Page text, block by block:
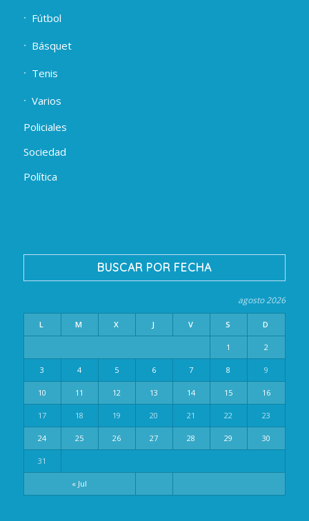
Fútbol
Básquet
Tenis
Varios
Policiales
Sociedad
Política
BUSCAR POR FECHA
agosto 2026
L M X J V S D
« Jul
1 2
3 4 5 6 7 8 9
10 11 12 13 14 15 16
17 18 19 20 21 22 23
24 25 26 27 28 29 30
31